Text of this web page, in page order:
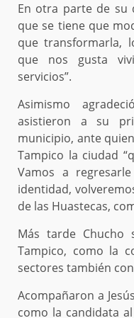
En otra parte de su
que se tiene que
que transformarla,
que nos gusta
servicios”.
Asimismo
asistieron a su
municipio, ante
Tampico la ciudad
Vamos a
identidad,
de las Huastecas,
Más tarde
Tampico, como la
sectores también
Acompañaron a
como la candidata